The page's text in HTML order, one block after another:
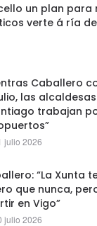
un plan
verte á ría
Caballero
las
trabajan
julio 2026
“La Xunta
que nunca,
en Vigo”
julio 2026